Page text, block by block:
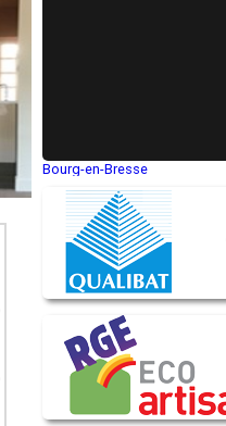
Bourg-en-Bresse
Montluçon
Manosque
Gap
Charleville-Mézières
Pamiers
Narbonne
Rodez
Marseille
Caen
Angoulême